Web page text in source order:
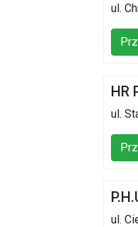
ul.
HR
ul.
ul.